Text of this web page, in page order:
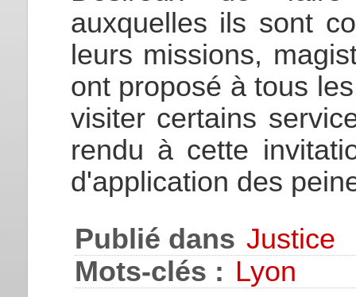
auxquelles ils sont
leurs missions,
ont proposé à tous
visiter certains
rendu à cette
d'application des
Publié dans Justice
Mots-clés : Lyon